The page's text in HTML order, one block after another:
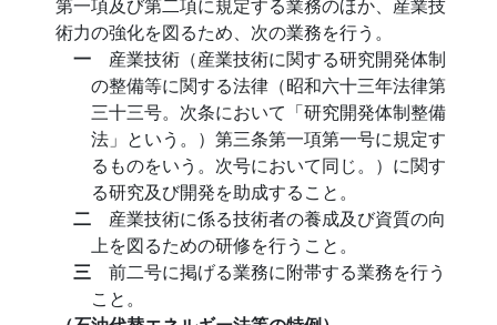
術力の強化を図るため、次の業務を行う。
一 産業技術（産業技術に関する研究開発体制
の整備等に関する法律（昭和六十三年法律第
三十三号。次条において「研究開発体制整備
法」という。）第三条第一項第一号に規定す
るものをいう。次号において同じ。）に関す
る研究及び開発を助成すること。
二 産業技術に係る技術者の養成及び資質の向
上を図るための研修を行うこと。
三 前二号に掲げる業務に附帯する業務を行う
こと。